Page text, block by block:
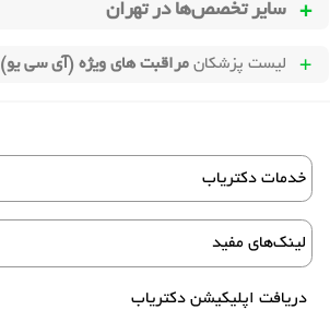
سایر تخصص‌ها درتهران
لیست پزشکان مراقبت های ویژه (آی سی یو)
خدمات دکتریاب
لینک‌های مفید
دریافت اپلیکیشن دکتریاب